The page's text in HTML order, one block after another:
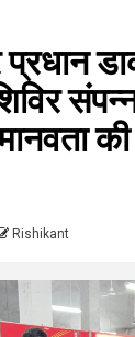
Rishikant